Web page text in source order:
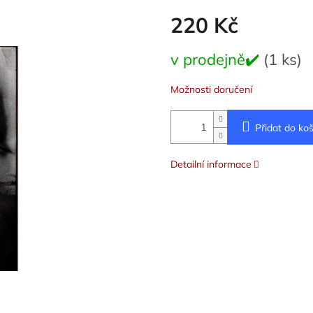
220 Kč
cena:
v prodejně✔️ (1 ks)
Možnosti doručení
Přidat do
Detailní informace